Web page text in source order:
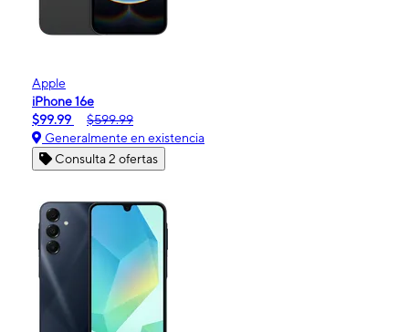
Apple
iPhone 16e
$99.99
$599.99
Generalmente en existencia
Consulta 2 ofertas